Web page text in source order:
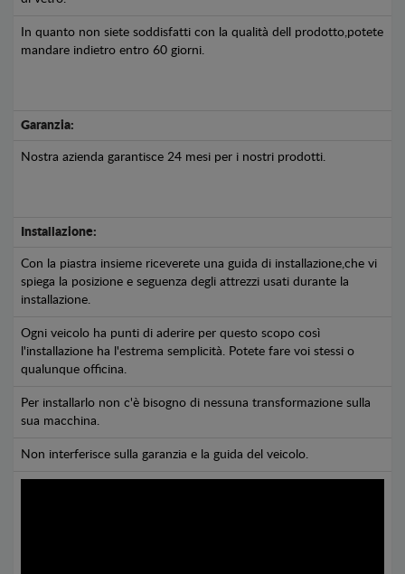
In quanto non siete soddisfatti con la qualità dell prodotto,potete
mandare indietro entro 60 giorni.
Garanzia:
Nostra azienda garantisce 24 mesi per i nostri prodotti.
Installazione:
Con la piastra insieme riceverete una guida di installazione,che vi
spiega la posizione e seguenza degli attrezzi usati durante la
installazione.
Ogni veicolo ha punti di aderire per questo scopo così
l'installazione ha l'estrema semplicità. Potete fare voi stessi o
qualunque officina.
Per installarlo non c'è bisogno di nessuna transformazione sulla
sua macchina.
Non interferisce sulla garanzia e la guida del veicolo.